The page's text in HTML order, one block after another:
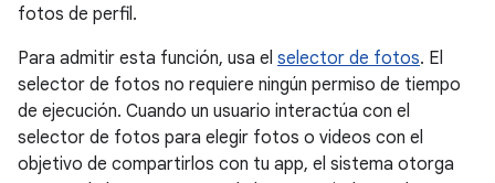
fotos de perfil.
Para admitir esta función, usa el selector de fotos. El
selector de fotos no requiere ningún permiso de tiempo
de ejecución. Cuando un usuario interactúa con el
selector de fotos para elegir fotos o videos con el
objetivo de compartirlos con tu app, el sistema otorga